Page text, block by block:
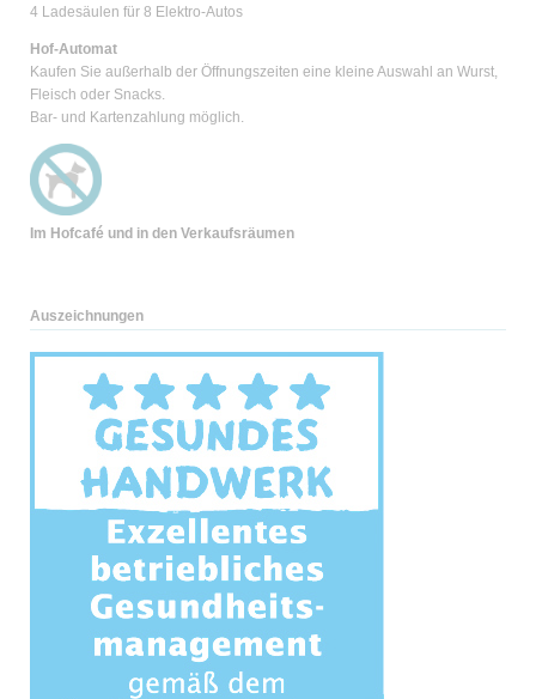
4 Ladesäulen für 8 Elektro-Autos
Hof-Automat
Kaufen Sie außerhalb der Öffnungszeiten eine kleine Auswahl an Wurst,
Fleisch oder Snacks.
Bar- und Kartenzahlung möglich.
Im Hofcafé und in den Verkaufsräumen
Auszeichnungen